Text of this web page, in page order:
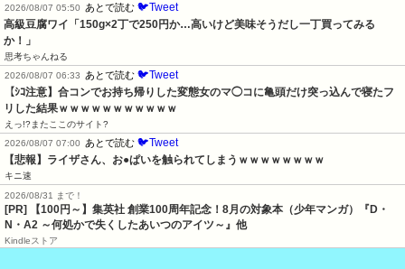
2026/08/07 05:50
あとで読む 🐦Tweet
高級豆腐ワイ「150g×2丁で250円か…高いけど美味そうだし一丁買ってみる
か！」
思考ちゃんねる
2026/08/07 06:33
あとで読む 🐦Tweet
【ｼｺ注意】合コンでお持ち帰りした変態女のマ◯コに亀頭だけ突っ込んで寝たフ
リした結果ｗｗｗｗｗｗｗｗｗｗｗ
えっ!?またここのサイト?
2026/08/07 07:00
あとで読む 🐦Tweet
【悲報】ライザさん、お●ぱいを触られてしまうｗｗｗｗｗｗｗｗ
キニ速
2026/08/31 まで！
[PR]
【100円～】集英社 創業100周年記念！8月の対象本（少年マンガ）『D・
N・A2 ～何処かで失くしたあいつのアイツ～』他
Kindleストア